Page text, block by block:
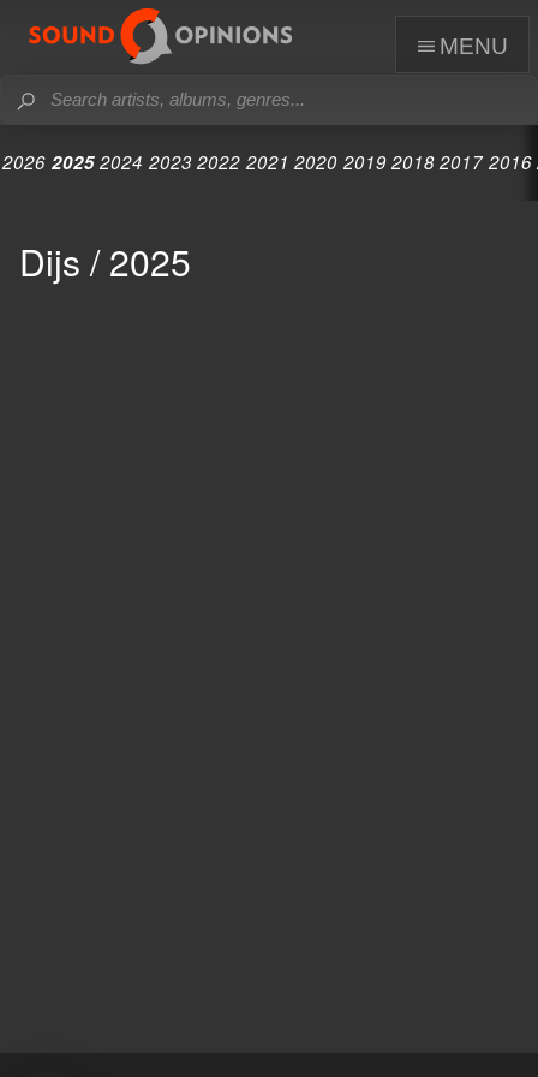
menu
2026 2025 2024 2023 2022 2021 2020 2019 2018 2017 2016
Dijs / 2025